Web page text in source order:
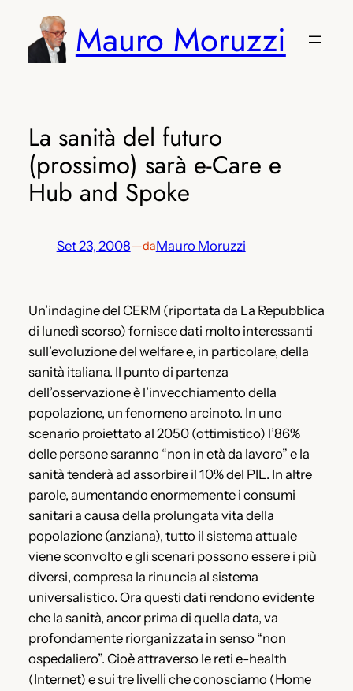
contenuto
Mauro Moruzzi
La sanità del futuro
(prossimo) sarà e-Care e
Hub and Spoke
Set 23, 2008—daMauro Moruzzi
Un’indagine del CERM (riportata da La Repubblica
di lunedì scorso) fornisce dati molto interessanti
sull’evoluzione del welfare e, in particolare, della
sanità italiana. Il punto di partenza
dell’osservazione è l’invecchiamento della
popolazione, un fenomeno arcinoto. In uno
scenario proiettato al 2050 (ottimistico) l’86%
delle persone saranno “non in età da lavoro” e la
sanità tenderà ad assorbire il 10% del PIL. In altre
parole, aumentando enormemente i consumi
sanitari a causa della prolungata vita della
popolazione (anziana), tutto il sistema attuale
viene sconvolto e gli scenari possono essere i più
diversi, compresa la rinuncia al sistema
universalistico. Ora questi dati rendono evidente
che la sanità, ancor prima di quella data, va
profondamente riorganizzata in senso “non
ospedaliero”. Cioè attraverso le reti e-health
(Internet) e sui tre livelli che conosciamo (Home